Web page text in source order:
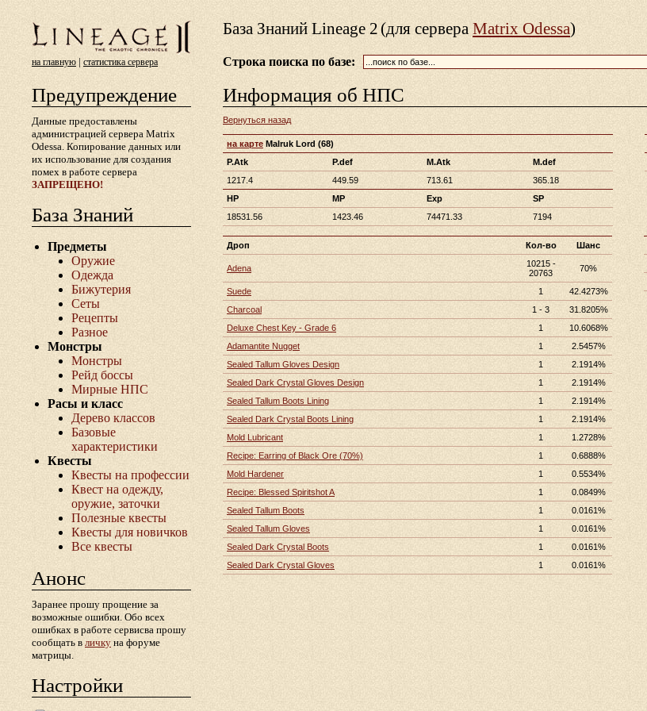
на главную | статистика сервера
База Знаний Lineаge 2(для сервера Matrix Odessa)
Строка поиска по базе:
Предупреждение
Данные предоставлены
администрацией сервера Matrix
Odessa. Копирование данных или
их использование для создания
помех в работе сервера
ЗАПРЕЩЕНО!
База Знаний
Предметы
Оружие
Одежда
Бижутерия
Сеты
Рецепты
Разное
Монстры
Монстры
Рейд боссы
Мирные НПС
Расы и класс
Дерево классов
Базовые
характеристики
Квесты
Квесты на профессии
Квест на одежду,
оружие, заточки
Полезные квесты
Квесты для новичков
Все квесты
Анонс
Заранее прошу прощение за
возможные ошибки. Обо всех
ошибках в работе сервисва прошу
сообщать в личку на форуме
матрицы.
Настройки
Информация об НПС
Вернуться назад
на карте Malruk Lord (68)
P.Atk
P.def M.Atk
M.def
1217.4
449.59 713.61
365.18
HP
MP Exp
SP
18531.56
1423.46 74471.33 7194
Дроп Кол-во Шанс
Adena
10215 -
20763
70%
Suede 1
42.4273%
Charcoal
1 - 3
31.8205%
Deluxe Chest Key - Grade 6
1
10.6068%
Adamantite Nugget
1
2.5457%
Sealed Tallum Gloves Design
1
2.1914%
Sealed Dark Crystal Gloves Design
1
2.1914%
Sealed Tallum Boots Lining
1
2.1914%
Sealed Dark Crystal Boots Lining
1
2.1914%
Mold Lubricant
1
1.2728%
Recipe: Earring of Black Ore (70%)
1
0.6888%
Mold Hardener
1
0.5534%
Recipe: Blessed Spiritshot A
1
0.0849%
Sealed Tallum Boots
1
0.0161%
Sealed Tallum Gloves
1
0.0161%
Sealed Dark Crystal Boots
1
0.0161%
Sealed Dark Crystal Gloves
1 0.0161%